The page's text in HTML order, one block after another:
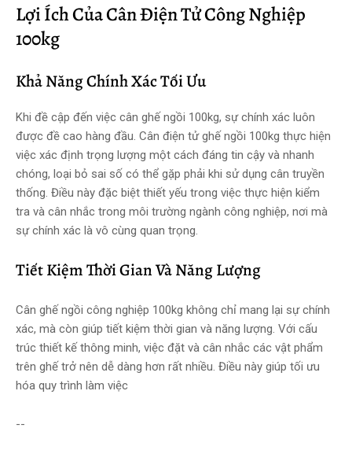
Lợi Ích Của Cân Điện Tử Công Nghiệp
100kg
Khả Năng Chính Xác Tối Ưu
Khi đề cập đến việc cân ghế ngồi 100kg, sự chính xác luôn
được đề cao hàng đầu. Cân điện tử ghế ngồi 100kg thực hiện
việc xác định trọng lượng một cách đáng tin cậy và nhanh
chóng, loại bỏ sai số có thể gặp phải khi sử dụng cân truyền
thống. Điều này đặc biệt thiết yếu trong việc thực hiện kiểm
tra và cân nhắc trong môi trường ngành công nghiệp, nơi mà
sự chính xác là vô cùng quan trọng.
Tiết Kiệm Thời Gian Và Năng Lượng
Cân ghế ngồi công nghiệp 100kg không chỉ mang lại sự chính
xác, mà còn giúp tiết kiệm thời gian và năng lượng. Với cấu
trúc thiết kế thông minh, việc đặt và cân nhắc các vật phẩm
trên ghế trở nên dễ dàng hơn rất nhiều. Điều này giúp tối ưu
hóa quy trình làm việc
--